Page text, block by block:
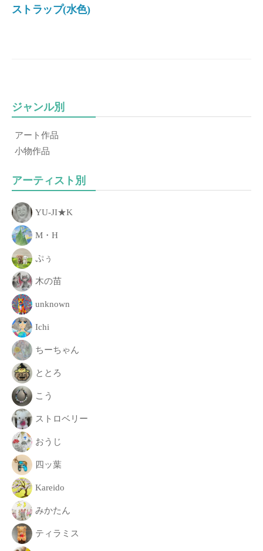
る
た
一
歩
を
手
伝
い
致
し
ま
す
。
ストラップ(水色)
ジャンル別
アート作品
小物作品
アーティスト別
YU-JI★K
M・H
ぷぅ
木の苗
unknown
Ichi
ちーちゃん
ととろ
こう
ストロベリー
おうじ
四ッ葉
Kareido
みかたん
ティラミス